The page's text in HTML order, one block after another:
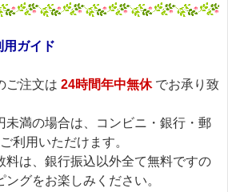
用ガイド
ご注文は 24時間年中無休でお承り致
未満の場合は、コンビニ・銀行・郵
利用いただけます。
料は、銀行振込以外全て無料ですの
グをお楽しみください。